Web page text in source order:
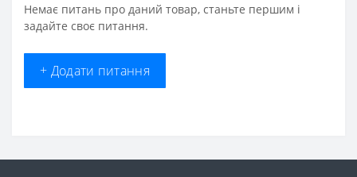
Немає питань про даний товар, станьте першим і
задайте своє питання.
+ Додати питання